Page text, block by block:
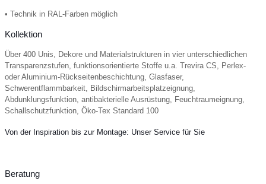
• Technik in RAL-Farben möglich
Kollektion
Über 400 Unis, Dekore und Materialstrukturen in vier unterschiedlichen
Transparenzstufen, funktionsorientierte Stoffe u.a. Trevira CS, Perlex-
oder Aluminium-Rückseitenbeschichtung, Glasfaser,
Schwerentflammbarkeit, Bildschirmarbeitsplatzeignung,
Abdunklungsfunktion, antibakterielle Ausrüstung, Feuchtraumeignung,
Schallschutzfunktion, Öko-Tex Standard 100
Von der Inspiration bis zur Montage: Unser Service für Sie
Beratung